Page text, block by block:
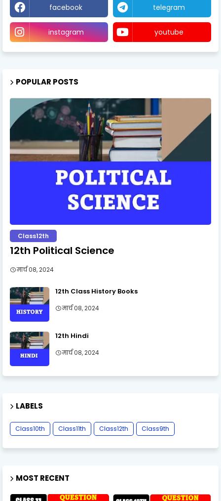
facebook telegram
instagram youtube
POPULAR POSTS
Class12th
12th Political Science
मार्च 08, 2024
12th Class History Books
मार्च 08, 2024
12th Hindi
मार्च 08, 2024
LABELS
Class10th Class11th Class12th Class9th
MOST RECENT